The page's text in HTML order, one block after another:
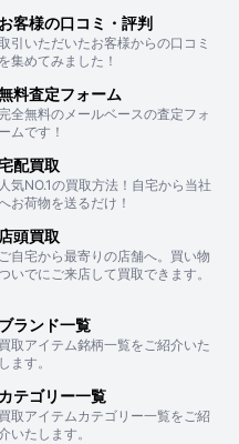
お客様の口コミ・評判
引いただいたお客様からの口コミ
を集めてみました！
料査定フォーム
全無料のメールベースの査定フォ
ームです！
配買取
人気NO.1の買取方法！自宅から当社
お荷物を送るだけ！
店頭買取
ご自宅から最寄りの店舗へ。買い物
いでにご来店して買取できます。
ブランド一覧
買取アイテム銘柄一覧をご紹介いた
します。
カテゴリー一覧
買取アイテムカテゴリー一覧をご紹
いたします。